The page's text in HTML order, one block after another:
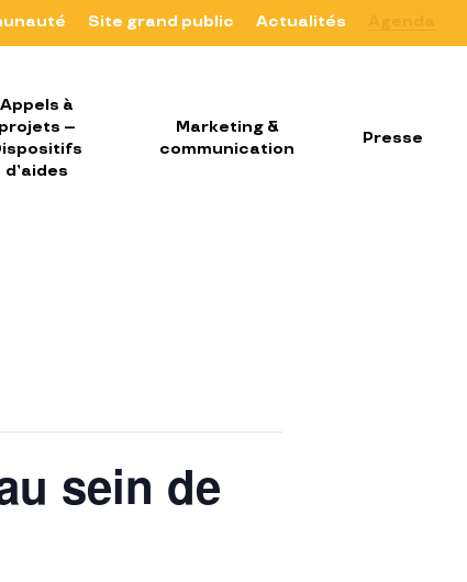
Site grand public Actualités
Appels à
projets –
d’aides
Marketing &
communication
Presse
sein de